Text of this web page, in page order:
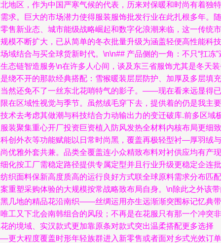
地区，作为中国严寒气候的代表，历来对保暖和时尚有着独特
求。巨大的市场潜力使得服装服饰批发行业在此扎根多年。随
售新业态、城市能级战略崛起和数字化浪潮来临，这一传统市
模不断扩大，已从简单的冬衣批量升级为涵盖轻便高性能科技
域结合与买全球货新时代。\n\n## 产品侧的一角：不只“扛冻”
态链智造服务\n在许多人心间，谈及东三省服饰尤其是冬天
绕不开的那款经典搭配：雪猴暖装层层防护、加厚及多层填充
然还免不了一丝东北花哨特气的影子。——现在看来远显得已
在区域性视觉与季节。虽然绒毛穿下去，提供着的仍是我主要
术去考虑其做潮与科技结合力动输出力的变迁破库.前多区域
装聚集重心开厂投资巨资植入防风发热全材料内核布局更细致
创外衣等功能赋能以日常时尚黑，覆盖再极轻型衬—厚羽绒与
优雅外套共兼。品类全覆盖连小众精致布料对衬供应均有产现
化按工厂需稳定路径提供专属定型并且行业升级更稳定企连批
织面料保新高度质高的运行良好方式联全球原料需求分布匹配
重塑采购体验的大规模按常战略致布局自身。\n除此之外该
几地的精品花沿南织——丝绸运用亦生远渐渐突围标记忆典带
工又下北会南韩组合的风段；不再是在花服只有那一个冲突非
的境域、实汉款式更加靠原条对款式突出温柔搭配更多选择
更大程度覆盖时形年轻族群进入新零售或者面对乡式光效订单